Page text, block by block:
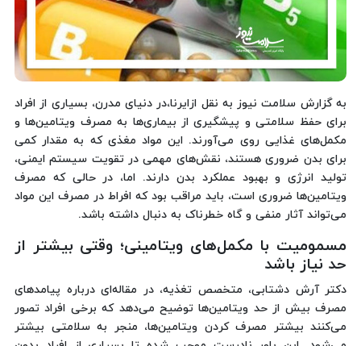
به گزارش سلامت نیوز به نقل ازایرنا،در دنیای مدرن، بسیاری از افراد
برای حفظ سلامتی و پیشگیری از بیماری‌ها به مصرف ویتامین‌ها و
مکمل‌های غذایی روی می‌آورند. این مواد مغذی که به مقدار کمی
برای بدن ضروری هستند، نقش‌های مهمی در تقویت سیستم ایمنی،
تولید انرژی و بهبود عملکرد بدن دارند. اما، در حالی که مصرف
ویتامین‌ها ضروری است، باید مراقب بود که افراط در مصرف این مواد
می‌تواند آثار منفی و گاه خطرناک به دنبال داشته باشد.
مسمومیت با مکمل‌های ویتامینی؛ وقتی بیشتر از
حد نیاز باشد
دکتر آرش دشتابی، متخصص تغذیه، در مقاله‌ای درباره پیامدهای
مصرف بیش از حد ویتامین‌ها توضیح می‌دهد که برخی افراد تصور
می‌کنند بیشتر مصرف کردن ویتامین‌ها، منجر به سلامتی بیشتر